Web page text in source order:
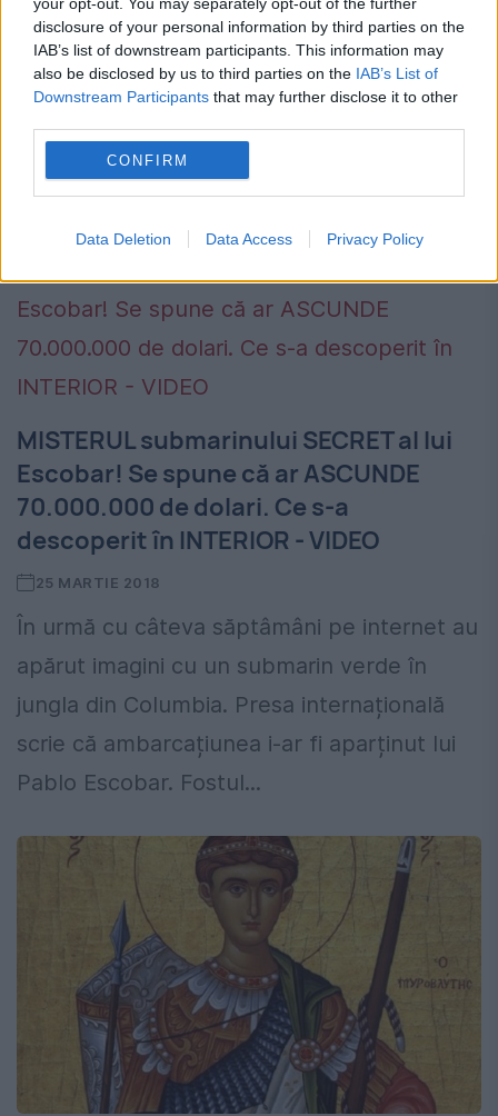
disclosure of your personal information by third parties on the
IAB’s list of downstream participants. This information may
also be disclosed by us to third parties on the IAB’s List of
Downstream Participants that may further disclose it to other
CONFIRM
Data Deletion Data Access Privacy Policy
Cel mai mare val înregistrat vreodată în
emisfera sudică a planetei a lovit Noua
înălțime și a fost înregistrat după o furtună
produsă în sudul...
MISTERUL submarinului SECRET al lui
Escobar! Se spune că ar ASCUNDE
70.000.000 de dolari. Ce s-a
descoperit în INTERIOR - VIDEO
25 MARTIE 2018
În urmă cu câteva săptâmâni pe internet au
apărut imagini cu un submarin verde în
jungla din Columbia. Presa internațională
scrie că ambarcațiunea i-ar fi aparținut lui
Pablo Escobar. Fostul...